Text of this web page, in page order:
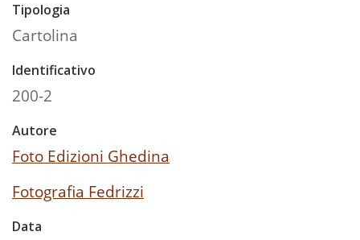
Tipologia
Cartolina
Identificativo
200-2
Autore
Foto Edizioni Ghedina
Fotografia Fedrizzi
Data